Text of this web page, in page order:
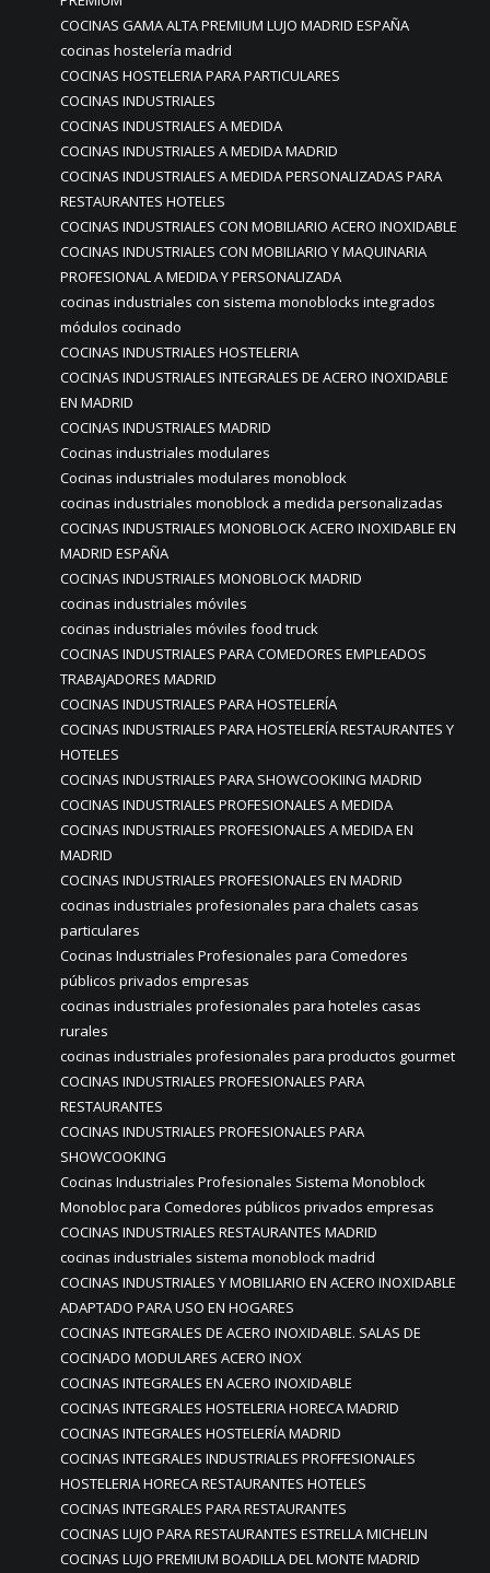
COCINAS GAMA ALTA PREMIUM LUJO MADRID ESPAÑA
cocinas hostelería madrid
COCINAS HOSTELERIA PARA PARTICULARES
COCINAS INDUSTRIALES
COCINAS INDUSTRIALES A MEDIDA
COCINAS INDUSTRIALES A MEDIDA MADRID
COCINAS INDUSTRIALES A MEDIDA PERSONALIZADAS PARA
RESTAURANTES HOTELES
COCINAS INDUSTRIALES CON MOBILIARIO ACERO INOXIDABLE
COCINAS INDUSTRIALES CON MOBILIARIO Y MAQUINARIA
PROFESIONAL A MEDIDA Y PERSONALIZADA
cocinas industriales con sistema monoblocks integrados
módulos cocinado
COCINAS INDUSTRIALES HOSTELERIA
COCINAS INDUSTRIALES INTEGRALES DE ACERO INOXIDABLE
EN MADRID
COCINAS INDUSTRIALES MADRID
Cocinas industriales modulares
Cocinas industriales modulares monoblock
cocinas industriales monoblock a medida personalizadas
COCINAS INDUSTRIALES MONOBLOCK ACERO INOXIDABLE EN
MADRID ESPAÑA
COCINAS INDUSTRIALES MONOBLOCK MADRID
cocinas industriales móviles
cocinas industriales móviles food truck
COCINAS INDUSTRIALES PARA COMEDORES EMPLEADOS
TRABAJADORES MADRID
COCINAS INDUSTRIALES PARA HOSTELERÍA
COCINAS INDUSTRIALES PARA HOSTELERÍA RESTAURANTES Y
HOTELES
COCINAS INDUSTRIALES PARA SHOWCOOKIING MADRID
COCINAS INDUSTRIALES PROFESIONALES A MEDIDA
COCINAS INDUSTRIALES PROFESIONALES A MEDIDA EN
MADRID
COCINAS INDUSTRIALES PROFESIONALES EN MADRID
cocinas industriales profesionales para chalets casas
particulares
Cocinas Industriales Profesionales para Comedores
públicos privados empresas
cocinas industriales profesionales para hoteles casas
rurales
cocinas industriales profesionales para productos gourmet
COCINAS INDUSTRIALES PROFESIONALES PARA
RESTAURANTES
COCINAS INDUSTRIALES PROFESIONALES PARA
SHOWCOOKING
Cocinas Industriales Profesionales Sistema Monoblock
Monobloc para Comedores públicos privados empresas
COCINAS INDUSTRIALES RESTAURANTES MADRID
cocinas industriales sistema monoblock madrid
COCINAS INDUSTRIALES Y MOBILIARIO EN ACERO INOXIDABLE
ADAPTADO PARA USO EN HOGARES
COCINAS INTEGRALES DE ACERO INOXIDABLE. SALAS DE
COCINADO MODULARES ACERO INOX
COCINAS INTEGRALES EN ACERO INOXIDABLE
COCINAS INTEGRALES HOSTELERIA HORECA MADRID
COCINAS INTEGRALES HOSTELERÍA MADRID
COCINAS INTEGRALES INDUSTRIALES PROFFESIONALES
HOSTELERIA HORECA RESTAURANTES HOTELES
COCINAS INTEGRALES PARA RESTAURANTES
COCINAS LUJO PARA RESTAURANTES ESTRELLA MICHELIN
COCINAS LUJO PREMIUM BOADILLA DEL MONTE MADRID